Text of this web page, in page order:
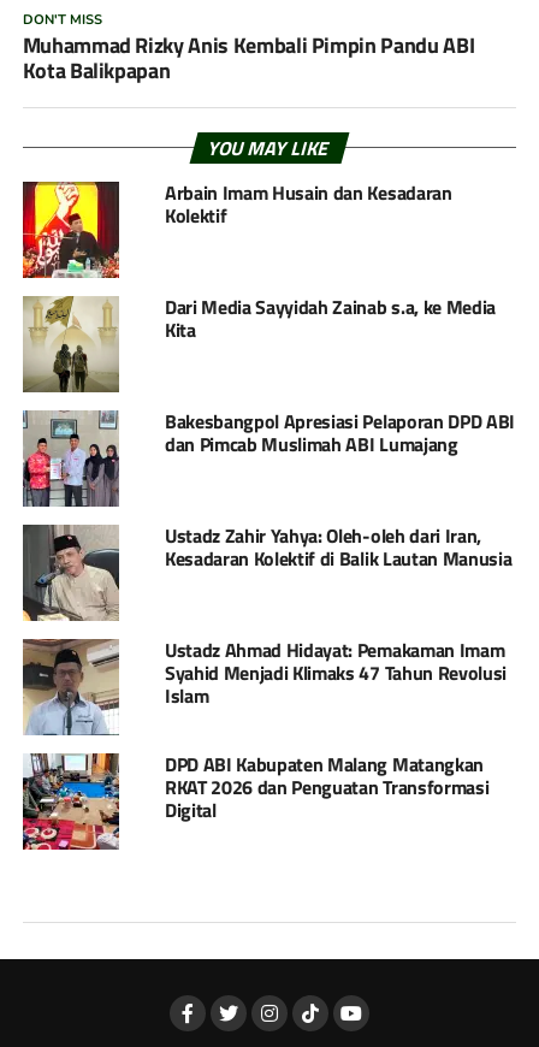
DON'T MISS
Muhammad Rizky Anis Kembali Pimpin Pandu ABI
Kota Balikpapan
YOU MAY LIKE
Arbain Imam Husain dan Kesadaran
Kolektif
Dari Media Sayyidah Zainab s.a, ke Media
Kita
Bakesbangpol Apresiasi Pelaporan DPD ABI
dan Pimcab Muslimah ABI Lumajang
Ustadz Zahir Yahya: Oleh-oleh dari Iran,
Kesadaran Kolektif di Balik Lautan Manusia
Ustadz Ahmad Hidayat: Pemakaman Imam
Syahid Menjadi Klimaks 47 Tahun Revolusi
Islam
DPD ABI Kabupaten Malang Matangkan
RKAT 2026 dan Penguatan Transformasi
Digital